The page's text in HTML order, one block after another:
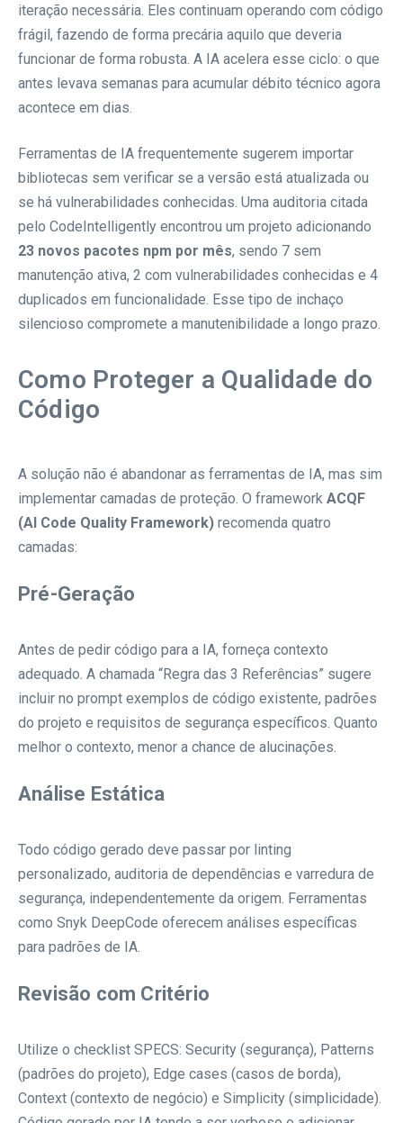
iteração necessária. Eles continuam operando com código
frágil, fazendo de forma precária aquilo que deveria
funcionar de forma robusta. A IA acelera esse ciclo: o que
antes levava semanas para acumular débito técnico agora
acontece em dias.
Ferramentas de IA frequentemente sugerem importar
bibliotecas sem verificar se a versão está atualizada ou
se há vulnerabilidades conhecidas. Uma auditoria citada
pelo CodeIntelligently encontrou um projeto adicionando
23 novos pacotes npm por mês, sendo 7 sem
manutenção ativa, 2 com vulnerabilidades conhecidas e 4
duplicados em funcionalidade. Esse tipo de inchaço
silencioso compromete a manutenibilidade a longo prazo.
Como Proteger a Qualidade do
Código
A solução não é abandonar as ferramentas de IA, mas sim
implementar camadas de proteção. O framework ACQF
(AI Code Quality Framework) recomenda quatro
camadas:
Pré-Geração
Antes de pedir código para a IA, forneça contexto
adequado. A chamada “Regra das 3 Referências” sugere
incluir no prompt exemplos de código existente, padrões
do projeto e requisitos de segurança específicos. Quanto
melhor o contexto, menor a chance de alucinações.
Análise Estática
Todo código gerado deve passar por linting
personalizado, auditoria de dependências e varredura de
segurança, independentemente da origem. Ferramentas
como Snyk DeepCode oferecem análises específicas
para padrões de IA.
Revisão com Critério
Utilize o checklist SPECS: Security (segurança), Patterns
(padrões do projeto), Edge cases (casos de borda),
Context (contexto de negócio) e Simplicity (simplicidade).